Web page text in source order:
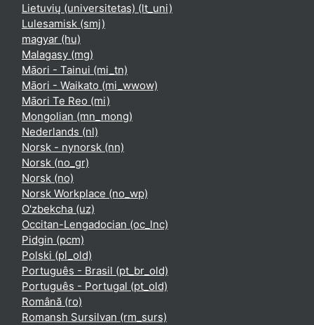
Lietuvių (universitetas) ‎(lt_uni)‎
Lulesamisk ‎(smj)‎
magyar ‎(hu)‎
Malagasy ‎(mg)‎
Māori - Tainui ‎(mi_tn)‎
Māori - Waikato ‎(mi_wwow)‎
Māori Te Reo ‎(mi)‎
Mongolian ‎(mn_mong)‎
Nederlands ‎(nl)‎
Norsk - nynorsk ‎(nn)‎
Norsk ‎(no_gr)‎
Norsk ‎(no)‎
Norsk Workplace ‎(no_wp)‎
O'zbekcha ‎(uz)‎
Occitan-Lengadocian ‎(oc_lnc)‎
Pidgin ‎(pcm)‎
Polski ‎(pl_old)‎
Português - Brasil ‎(pt_br_old)‎
Português - Portugal ‎(pt_old)‎
Română ‎(ro)‎
Romansh Sursilvan ‎(rm_surs)‎